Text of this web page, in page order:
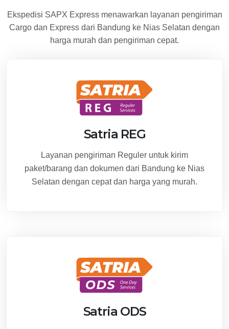
Ekspedisi SAPX Express menawarkan layanan pengiriman
Cargo dan Express dari Bandung ke Nias Selatan dengan
harga murah dan pengiriman cepat.
Satria REG
Layanan pengiriman Reguler untuk kirim
paket/barang dan dokumen dari Bandung ke Nias
Selatan dengan cepat dan harga yang murah.
Satria ODS